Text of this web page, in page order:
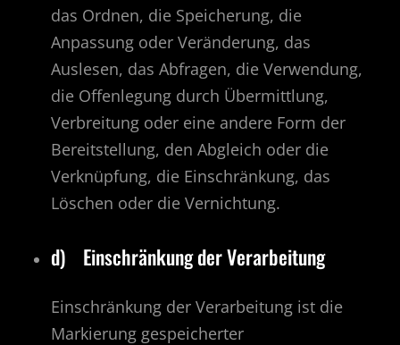
das Ordnen, die Speicherung, die
Anpassung oder Veränderung, das
Auslesen, das Abfragen, die Verwendung,
die Offenlegung durch Übermittlung,
Verbreitung oder eine andere Form der
Bereitstellung, den Abgleich oder die
Verknüpfung, die Einschränkung, das
Löschen oder die Vernichtung.
d) Einschränkung der Verarbeitung
Einschränkung der Verarbeitung ist die
Markierung gespeicherter